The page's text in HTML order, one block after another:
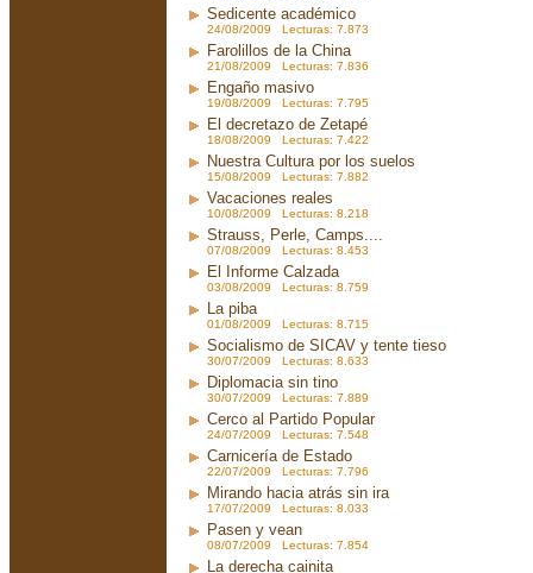
Sedicente académico
24/08/2009 Lecturas: 7.873
Farolillos de la China
21/08/2009 Lecturas: 7.836
Engaño masivo
19/08/2009 Lecturas: 7.795
El decretazo de Zetapé
18/08/2009 Lecturas: 7.422
Nuestra Cultura por los suelos
15/08/2009 Lecturas: 7.882
Vacaciones reales
10/08/2009 Lecturas: 8.218
Strauss, Perle, Camps....
07/08/2009 Lecturas: 8.453
El Informe Calzada
03/08/2009 Lecturas: 8.759
La piba
01/08/2009 Lecturas: 8.715
Socialismo de SICAV y tente tieso
30/07/2009 Lecturas: 8.633
Diplomacia sin tino
30/07/2009 Lecturas: 7.889
Cerco al Partido Popular
24/07/2009 Lecturas: 7.548
Carnicería de Estado
22/07/2009 Lecturas: 7.796
Mirando hacia atrás sin ira
17/07/2009 Lecturas: 8.033
Pasen y vean
08/07/2009 Lecturas: 7.854
La derecha cainita